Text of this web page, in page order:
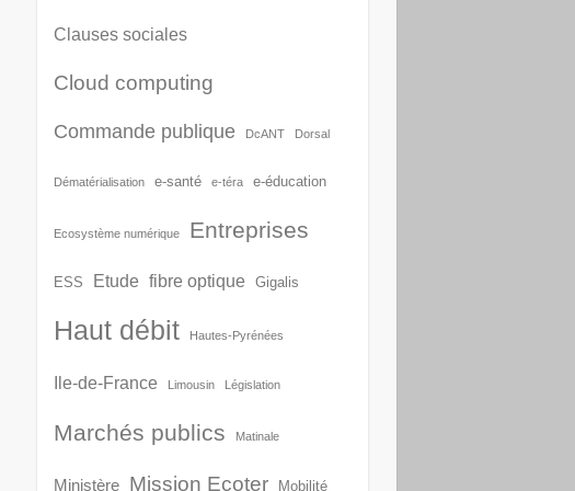
Clauses sociales
Cloud computing
Commande publique DcANT Dorsal
Dématérialisation e-santé e-téra e-éducation
Ecosystème numérique Entreprises
ESS Etude fibre optique Gigalis
Haut débit Hautes-Pyrénées
Ile-de-France Limousin Législation
Marchés publics Matinale
Ministère Mission Ecoter Mobilité